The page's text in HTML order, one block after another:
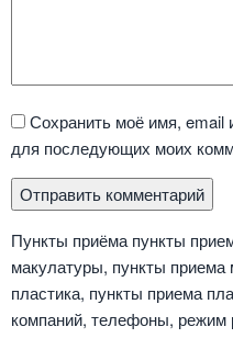
Сохранить моё имя, email
для последующих моих
Пункты приёма пункты
макулатуры, пункты
пластика, пункты приема
компаний, телефоны,